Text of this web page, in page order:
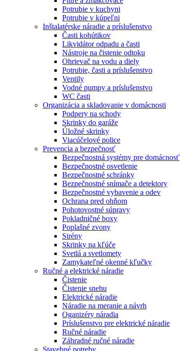
Potrubie v kuchyni
Potrubie v kúpeľni
Inštalatérske náradie a príslušenstvo
Časti kohútikov
Likvidátor odpadu a časti
Nástroje na čistenie odtoku
Ohrievač na vodu a diely
Potrubie, časti a príslušenstvo
Ventily
Vodné pumpy a príslušenstvo
WC časti
Organizácia a skladovanie v domácnosti
Podpery na schody
Skrinky do garáže
Úložné skrinky
Viacúčelové police
Prevencia a bezpečnosť
Bezpečnostná systémy pre domácnosť
Bezpečnostné osvetlenie
Bezpečnostné schránky
Bezpečnostné snímače a detektory
Bezpečnostné vybavenie a odev
Ochrana pred ohňom
Pohotovostné súpravy
Pokladničné boxy
Poplašné zvony
Sirény
Skrinky na kľúče
Svetlá a svetlomety
Zamykateľné okenné kľučky
Ručné a elektrické náradie
Čistenie
Čistenie snehu
Elektrické náradie
Náradie na meranie a návrh
Oganizéry náradia
Príslušenstvo pre elektrické náradie
Ručné náradie
Záhradné ručné náradie
Stavebné potreby